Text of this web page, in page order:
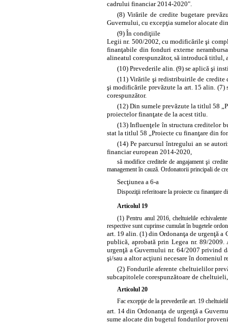
cadrului financiar 2014-2020".
(8) Virările de credite bugetare
Guvernului, cu excepţia sumelor alocate
(9) În condiţiile
Legii nr. 500/2002, cu modificările şi
finanţabile din fonduri externe
alineatul corespunzător, să introducă
(10) Prevederile alin. (9) se aplică şi
(11) Virările şi redistribuirile de credite
şi modificările prevăzute la art. 15 alin. (7)
corespunzător.
(12) Din sumele prevăzute la titlul 58
proiectelor finanţate de la acest titlu.
(13) Influenţele în structura creditelor
stat la titlul 58 „Proiecte cu finanţare din
(14) Pe parcursul întregului an se
financiar european 2014-2020,
să modifice creditele de angajament şi
management în cauză. Ordonatorii principali de
Secţiunea a 6-a
Dispoziţii referitoare la proiecte cu finanţare
Articolul 19
(1) Pentru anul 2016, cheltuielile
respective sunt cuprinse cumulat în bugetele
art. 19 alin. (1) din Ordonanţa de urgenţă
publică, aprobată prin Legea nr. 89/
urgenţă a Guvernului nr. 64/2007 privind
şi/sau a altor acţiuni necesare în domeniul
(2) Fondurile aferente cheltuielilor
subcapitolele corespunzătoare de
Articolul 20
Fac excepţie de la prevederile art. 19
art. 14 din Ordonanţa de urgenţă a
sume alocate din bugetul fondurilor